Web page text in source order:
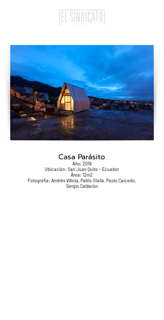
Casa Parásito
Año: 2019
Ubicación: San Juan Quito - Ecuador
Área: 12m2
Fotografía: Andrés Villota, Pablo Olalla, Paolo Caicedo,
Sergio Calderón